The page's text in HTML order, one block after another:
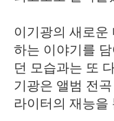
이기광의 새로
하는 이야기를
던 모습과는 또
기광은 앨범 전
라이터의 재능을